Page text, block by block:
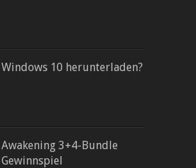
Windows 10 herunterladen?
Awakening 3+4-Bundle
Gewinnspiel